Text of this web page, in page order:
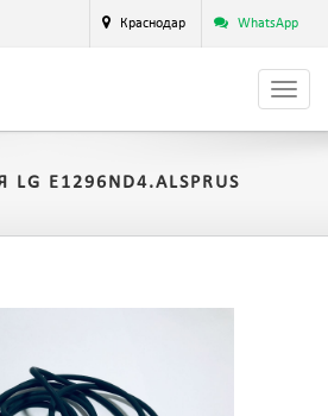
Краснодар WhatsApp
E1296ND4.ALSPRUS